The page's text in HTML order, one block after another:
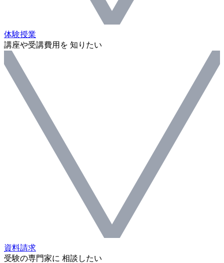
体験授業
講座や受講費用を 知りたい
資料請求
受験の専門家に 相談したい